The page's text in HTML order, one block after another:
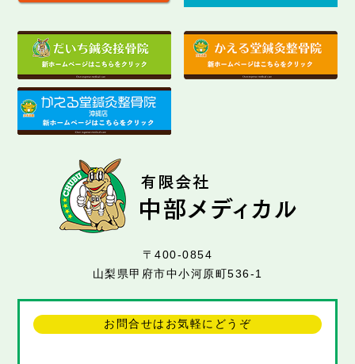
〒400-0854
山梨県甲府市中小河原町536-1
お問合せはお気軽にどうぞ